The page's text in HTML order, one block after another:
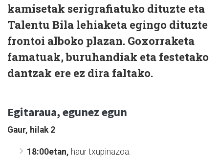
kamisetak serigrafiatuko dituzte eta
Talentu Bila lehiaketa egingo dituzte
frontoi alboko plazan. Goxorraketa
famatuak, buruhandiak eta festetako
dantzak ere ez dira faltako.
Egitaraua, egunez egun
Gaur, hilak 2
18:00etan, haur txupinazoa.